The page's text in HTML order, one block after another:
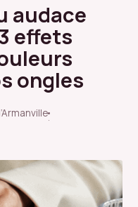
audace
effets
ongles
·